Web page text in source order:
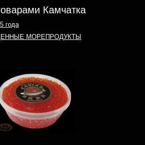
Камчатка
года
МОРЕПРОДУКТЫ